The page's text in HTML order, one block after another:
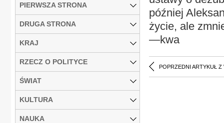
później
życie, ale
—kwa
POPRZEDNI ARTYKUŁ Z
PIERWSZA STRONA
DRUGA STRONA
KRAJ
RZECZ O POLITYCE
ŚWIAT
KULTURA
NAUKA